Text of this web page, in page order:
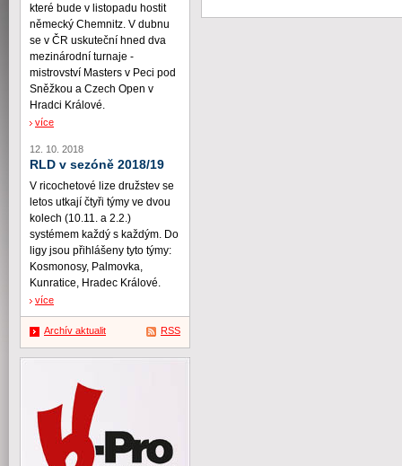
které bude v listopadu hostit
německý Chemnitz. V dubnu
se v ČR uskuteční hned dva
mezinárodní turnaje -
mistrovství Masters v Peci pod
Sněžkou a Czech Open v
Hradci Králové.
více
12. 10. 2018
RLD v sezóně 2018/19
V ricochetové lize družstev se
letos utkají čtyři týmy ve dvou
kolech (10.11. a 2.2.)
systémem každý s každým. Do
ligy jsou přihlášeny tyto týmy:
Kosmonosy, Palmovka,
Kunratice, Hradec Králové.
více
Archív aktualit RSS